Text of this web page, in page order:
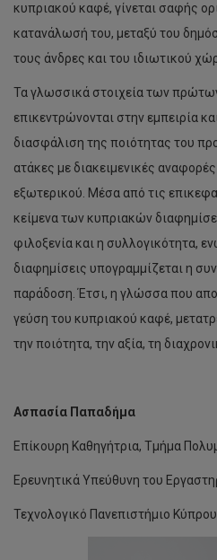
κυπριακού καφέ, γίνεται σαφής
κατανάλωσή του, μεταξύ του
τους άνδρες και του ιδιωτικού
Τα γλωσσικά στοιχεία των
επικεντρώνονται στην εμπειρία
διασφάλιση της ποιότητας του
ατάκες με διακειμενικές
εξωτερικού. Μέσα από τις
κείμενα των κυπριακών
φιλοξενία και η συλλογικότητα,
διαφημίσεις υπογραμμίζεται η
παράδοση. Έτσι, η γλώσσα που
γεύση του κυπριακού καφέ,
την ποιότητα, την αξία, τη
Ασπασία Παπαδήμα
Επίκουρη Καθηγήτρια, Τμήμα
Ερευνητικά Υπεύθυνη του
Τεχνολογικό Πανεπιστήμιο Κύπρου